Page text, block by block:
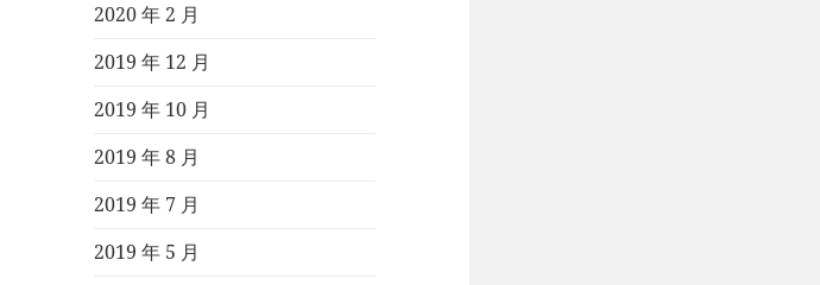
2020 年 2 月
2019 年 12 月
2019 年 10 月
2019 年 8 月
2019 年 7 月
2019 年 5 月